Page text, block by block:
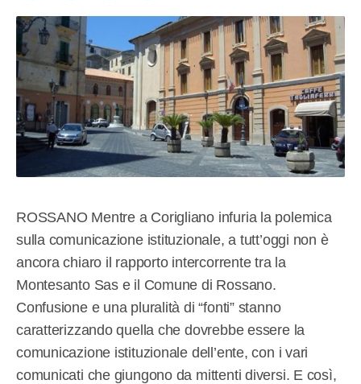
ROSSANO Mentre a Corigliano infuria la polemica
sulla comunicazione istituzionale, a tutt’oggi non è
ancora chiaro il rapporto intercorrente tra la
Montesanto Sas e il Comune di Rossano.
Confusione e una pluralità di “fonti” stanno
caratterizzando quella che dovrebbe essere la
comunicazione istituzionale dell’ente, con i vari
comunicati che giungono da mittenti diversi. E così,